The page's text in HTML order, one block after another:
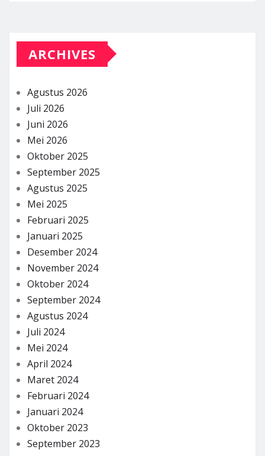
ARCHIVES
Agustus 2026
Juli 2026
Juni 2026
Mei 2026
Oktober 2025
September 2025
Agustus 2025
Mei 2025
Februari 2025
Januari 2025
Desember 2024
November 2024
Oktober 2024
September 2024
Agustus 2024
Juli 2024
Mei 2024
April 2024
Maret 2024
Februari 2024
Januari 2024
Oktober 2023
September 2023